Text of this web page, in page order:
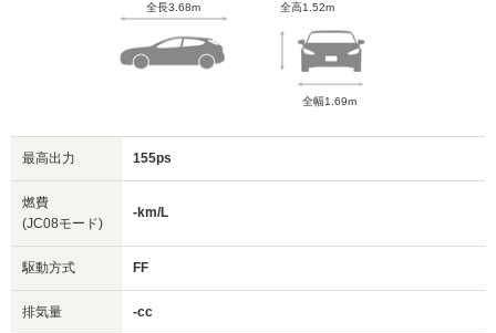
全長3.68m 全高1.52m
全幅1.69m
最高出力 155ps
燃費
(JC08モード)
-km/L
駆動方式 FF
排気量 -cc